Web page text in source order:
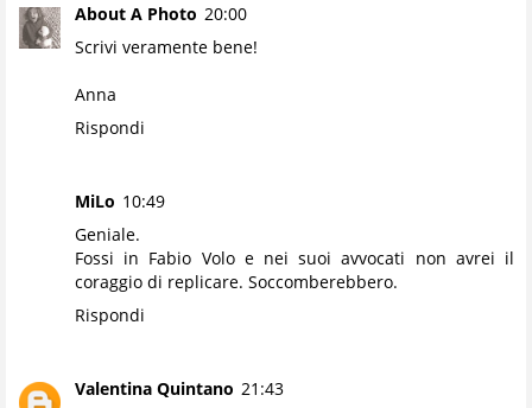
About A Photo 20:00
Scrivi veramente bene!
Anna
Rispondi
MiLo 10:49
Geniale.
Fossi in Fabio Volo e nei suoi avvocati non avrei il
coraggio di replicare. Soccomberebbero.
Rispondi
Valentina Quintano 21:43